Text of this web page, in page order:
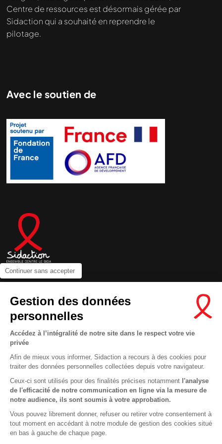
Continuer sans accepter
Gestion des données
personnelles
Accédez à l’intégralité de notre site dans le respect votre vie
privée
Afin de mieux vous informer, Sidaction a recours à des cookies pour
traiter des données personnelles collectées depuis votre navigateur.
Ceux-ci sont utilisés pour des finalités précises notamment l'analyse
de l'efficacité de notre communication en ligne via la mesure de
notre audience, ils sont soumis à votre approbation.
Vous pouvez librement donner, refuser ou retirer votre consentement à
tout moment en accédant à notre module de gestion des cookies situé
en bas à gauche de chaque page.
Centre de ressources est désormais gérée par
Sidaction qui a souhaité en reprendre le
pilotage.
Avec le soutien de
Newsletter
Nous suivre sur les réseaux :
MENTIONS LÉGALES
CONDITIONS D’UTILISATION ET PROTECTION DES DONNÉES
COOKIES
This site uses cookies and gives you control over what you want to
En savoir plus